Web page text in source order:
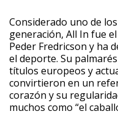
Considerado uno de
generación, All In fue
Peder Fredricson y ha
el deporte. Su
títulos europeos y
convirtieron en un
corazón y su
muchos como “el